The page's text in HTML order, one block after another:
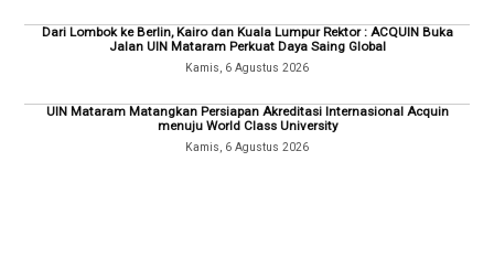
Dari Lombok ke Berlin, Kairo dan Kuala Lumpur Rektor : ACQUIN Buka
Jalan UIN Mataram Perkuat Daya Saing Global
Kamis, 6 Agustus 2026
UIN Mataram Matangkan Persiapan Akreditasi Internasional Acquin
menuju World Class University
Kamis, 6 Agustus 2026